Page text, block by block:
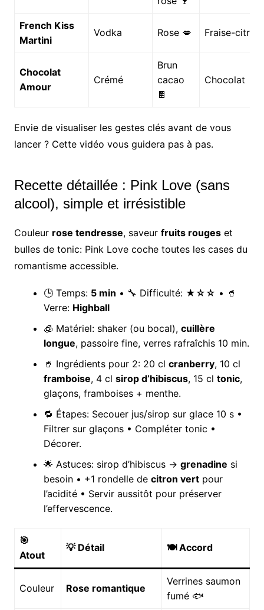
French Kiss
Martini
Vodka Rose 💋 Fraise-
Chocolat
Amour
Crémé
Brun
cacao
🍫
Chocolat
Envie de visualiser les gestes clés avant de vous
lancer ? Cette vidéo vous guidera pas à pas.
Recette détaillée : Pink Love (sans
alcool), simple et irrésistible
Couleur rose tendresse, saveur fruits rougeset
bulles de tonic: Pink Love coche toutes les cases du
romantisme accessible.
🕒 Temps: 5 min • 🔧 Difficulté: ★☆☆ • 🥤
Verre: Highball
🧊 Matériel: shaker (ou bocal), cuillère
longue, passoire fine, verres rafraîchis 10 min.
🥤 Ingrédients pour 2: 20 cl cranberry, 10 cl
framboise, 4 cl sirop d’hibiscus, 15 cl tonic,
glaçons, framboises + menthe.
🔁 Étapes: Secouer jus/sirop sur glace 10 s •
Filtrer sur glaçons • Compléter tonic •
Décorer.
🌟 Astuces: sirop d’hibiscus → grenadine si
besoin • +1 rondelle de citron vertpour
l’acidité • Servir aussitôt pour préserver
l’effervescence.
🎯
Atout
💡 Détail 🍽️ Accord
Couleur Rose romantique
Verrines saumon
fumé 🐟